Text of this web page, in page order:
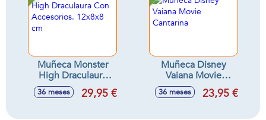
Muñeca Monster
High Draculaura
Con Accesorios.
12x8x8 cm
36 meses 29,95 €
Muñeca Disney
Vaiana Movie
Cantarina
36 meses 23,95 €